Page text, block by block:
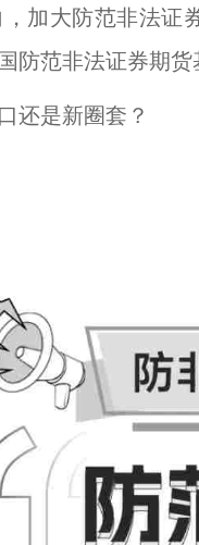
加大防范非法
防范非法证券期货
还是新圈套？